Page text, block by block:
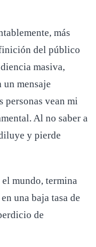
más
del público
masiva,
un mensaje
personas vean mi
Al no saber a
y pierde
mundo, termina
una baja tasa de
de